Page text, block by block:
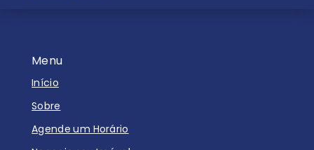
Menu
Início
Sobre
Agende um Horário